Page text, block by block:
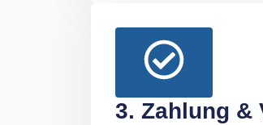
3. Zahlung &